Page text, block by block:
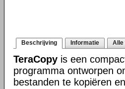
Beschrijving Informatie Alle
TeraCopy is een
programma ontworpen
bestanden te kopiëren